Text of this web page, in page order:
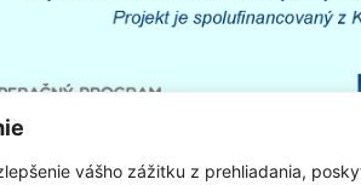
vášho zážitku z prehliadania,